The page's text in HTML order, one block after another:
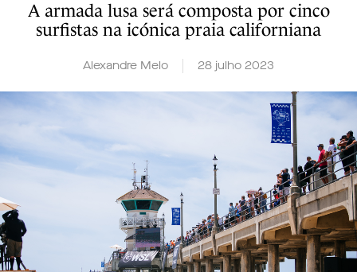
A armada lusa será composta por cinco
surfistas na icónica praia californiana
Alexandre Melo 28 julho 2023